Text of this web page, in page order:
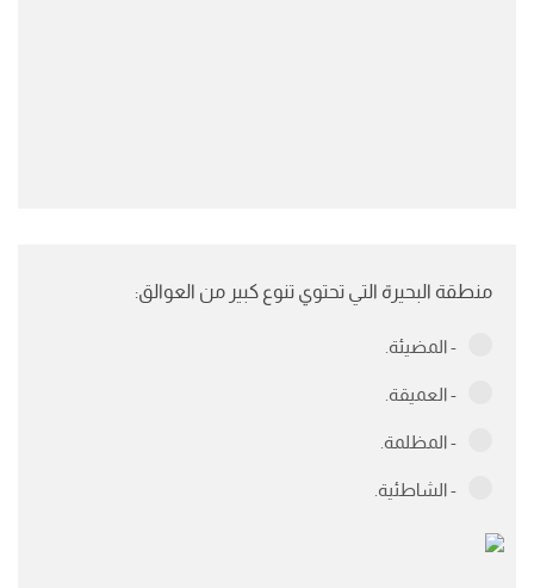
منطقة البحيرة التي تحتوي تنوع كبير من العوالق:
- المضيئة.
- العميقة.
- المظلمة.
- الشاطئية.